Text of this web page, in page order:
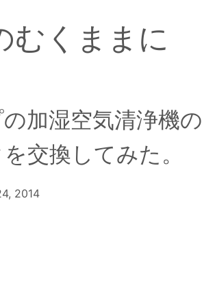
むくままに
加湿空気清浄機の
交換してみた。
2014